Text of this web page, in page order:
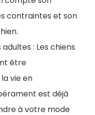
contraintes et son
: Les chiens
être
vie en
est déjà
à votre mode